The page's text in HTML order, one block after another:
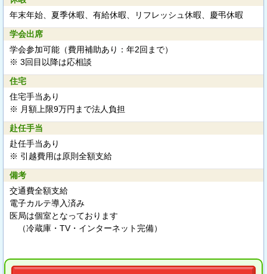
年末年始、夏季休暇、有給休暇、リフレッシュ休暇、慶弔休暇
学会出席
学会参加可能（費用補助あり：年2回まで）
※ 3回目以降は応相談
住宅
住宅手当あり
※ 月額上限9万円まで法人負担
赴任手当
赴任手当あり
※ 引越費用は原則全額支給
備考
交通費全額支給
電子カルテ導入済み
医局は個室となっております
（冷蔵庫・TV・インターネット完備）